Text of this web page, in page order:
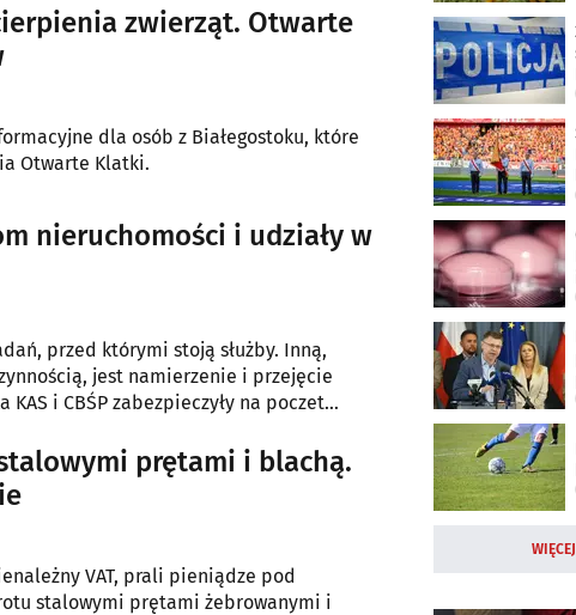
zwierząt. Otwarte
dla osób z Białegostoku, które
Otwarte Klatki.
nieruchomości i udziały w
przed którymi stoją służby. Inną,
jest namierzenie i przejęcie
i CBŚP zabezpieczyły na poczet
prętami i blachą.
VAT, prali pieniądze pod
stalowymi prętami żebrowanymi i